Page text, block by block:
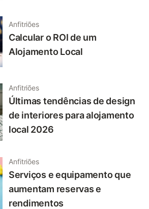
Anfitriões
Calcular o ROI de um
Alojamento Local
Anfitriões
Últimas tendências de design
de interiores para alojamento
local 2026
Anfitriões
Serviços e equipamento que
aumentam reservas e
rendimentos